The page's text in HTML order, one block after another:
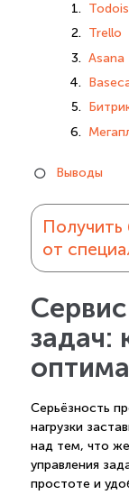
Trello
Asana
Выводы
Получить
от
задач:
Серьёзность
нагрузки
над тем, что
управления
простоте и